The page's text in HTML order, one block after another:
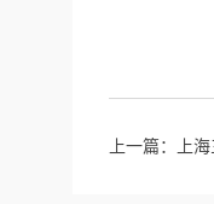
上一篇： 上